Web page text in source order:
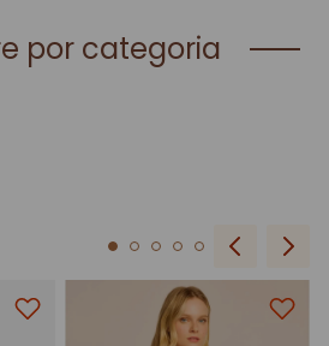
por categoria